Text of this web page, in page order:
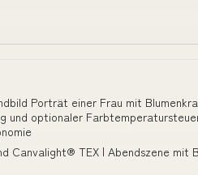
Porträt einer Frau mit
und optionaler
Canvalight® TEX | Abendszene mit